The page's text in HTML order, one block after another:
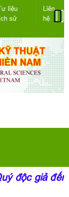
liệu
sử
Liên
hệ
độc giả